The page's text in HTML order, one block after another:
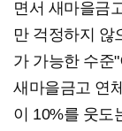
면서 새마을금
만 걱정하지 않
가 가능한 수준
새마을금고 연
이 10%를 웃도